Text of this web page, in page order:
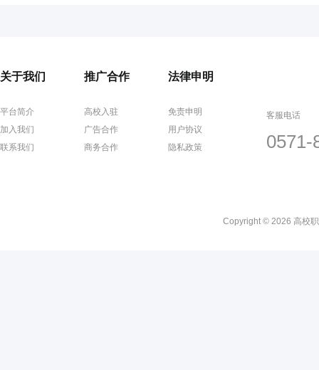
关于我们
平台简介
加入我们
联系我们
推广合作
高校入驻
广告合作
商务合作
法律申明
免责申明
用户协议
隐私政策
客服电话
0571-
Copyright © 2026 高校